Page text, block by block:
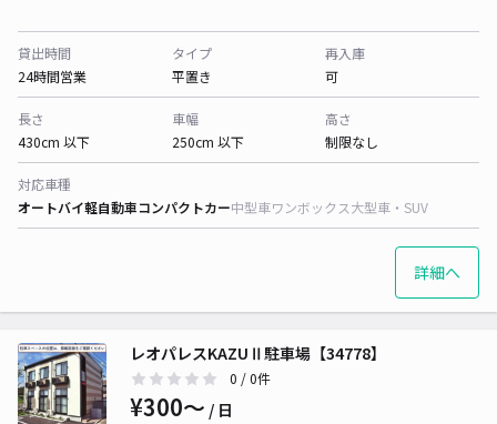
貸出時間
24時間営業
タイプ
平置き
再入庫
可
長さ
430cm 以下
車幅
250cm 以下
高さ
制限なし
対応車種
オートバイ軽自動車コンパクトカー中型車ワンボックス大型車・SUV
詳細へ
レオパレスKAZUⅡ駐車場【34778】
0 / 0件
¥300〜 / 日